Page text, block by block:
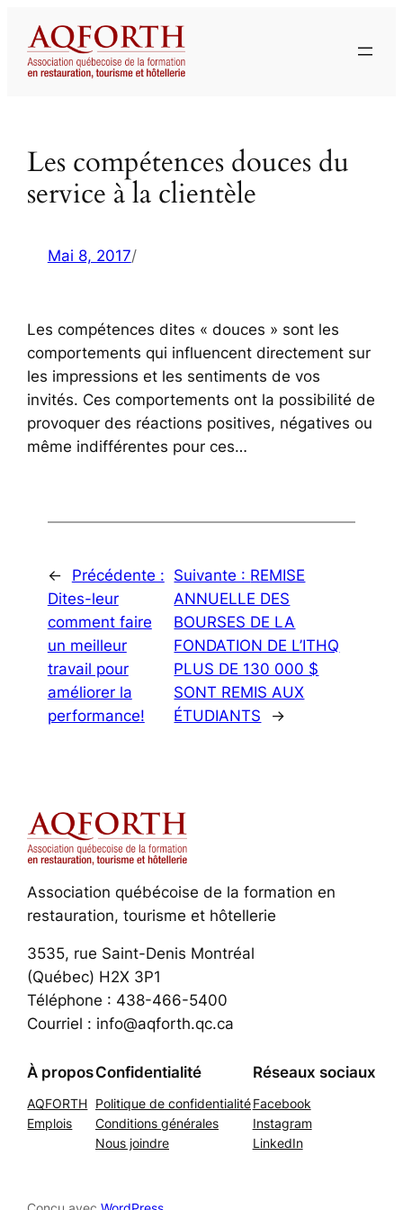
contenu
Les compétences douces du
service à la clientèle
Mai 8, 2017/
Les compétences dites « douces » sont les
comportements qui influencent directement sur
les impressions et les sentiments de vos
invités. Ces comportements ont la possibilité de
provoquer des réactions positives, négatives ou
même indifférentes pour ces…
←
Précédente :
Dites-leur
comment faire
un meilleur
travail pour
améliorer la
performance!
Suivante : REMISE
ANNUELLE DES
BOURSES DE LA
FONDATION DE L’ITHQ
PLUS DE 130 000 $
SONT REMIS AUX
ÉTUDIANTS
→
Association québécoise de la formation en
restauration, tourisme et hôtellerie
3535, rue Saint-Denis Montréal
(Québec) H2X 3P1
Téléphone : 438-466-5400
Courriel : info@aqforth.qc.ca
À propos
AQFORTH
Emplois
Confidentialité
Politique de confidentialité
Conditions générales
Nous joindre
Réseaux sociaux
Facebook
Instagram
LinkedIn